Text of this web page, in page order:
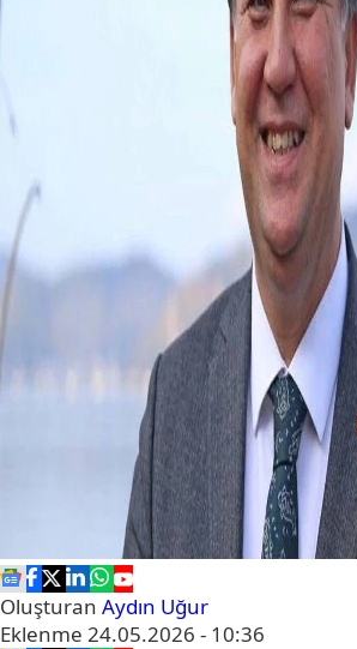
Oluşturan Aydın Uğur
Eklenme 24.05.2026 - 10:36